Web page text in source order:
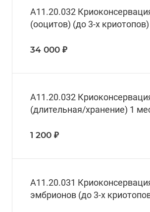
А11.20.032
(ооцитов) (до 3-х криотопов)
34 000 ₽
А11.20.032
(длительная/хранение) 1
1 200 ₽
А11.20.031
эмбрионов (до 3-х